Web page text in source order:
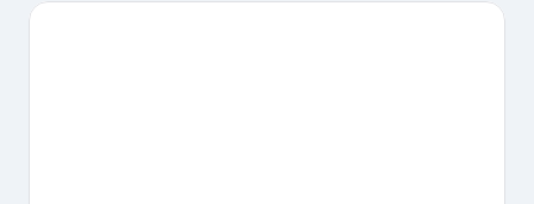
unique lors de votre séjour ? Consultez l'affiche des fantastiques